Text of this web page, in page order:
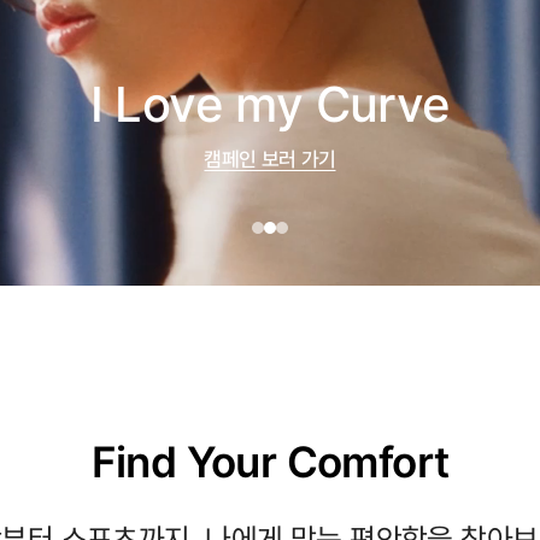
I Love my Curve
캠페인 보러 가기
Find Your Comfort